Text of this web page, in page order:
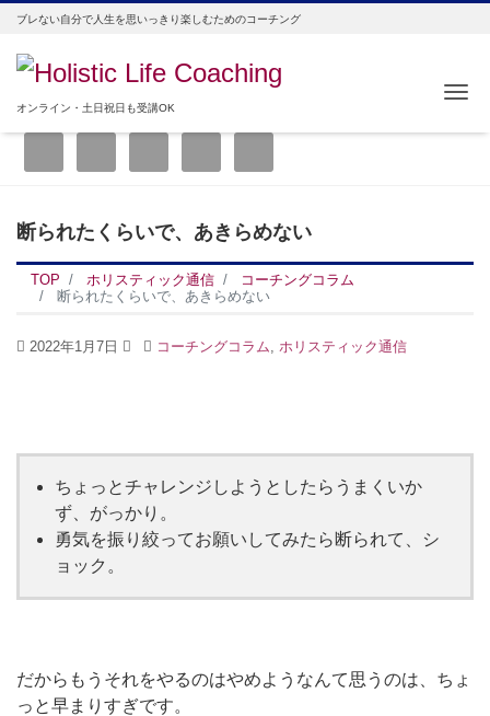
ブレない自分で人生を思いっきり楽しむためのコーチング
オンライン・土日祝日も受講OK
断られたくらいで、あきらめない
TOP ホリスティック通信
コーチングコラム
断られたくらいで、あきらめない
2022年1月7日 コーチングコラム ホリスティック通信
ちょっとチャレンジしようとしたらうまくいか
ず、がっかり。
勇気を振り絞ってお願いしてみたら断られて、シ
ョック。
だからもうそれをやるのはやめようなんて思うのは、ちょ
っと早まりすぎです。